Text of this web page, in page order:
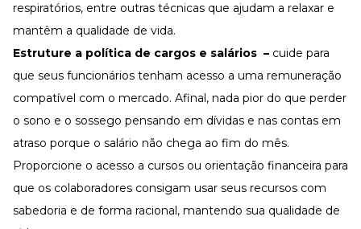
respiratórios, entre outras técnicas que ajudam a relaxar e
mantêm a qualidade de vida.
Estruture a política de cargos e salários – cuide para
que seus funcionários tenham acesso a uma remuneração
compatível com o mercado. Afinal, nada pior do que perder
o sono e o sossego pensando em dívidas e nas contas em
atraso porque o salário não chega ao fim do mês.
Proporcione o acesso a cursos ou orientação financeira para
que os colaboradores consigam usar seus recursos com
sabedoria e de forma racional, mantendo sua qualidade de